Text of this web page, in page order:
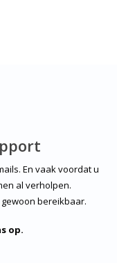
En vaak voordat u
al verholpen.
bereikbaar.
op.